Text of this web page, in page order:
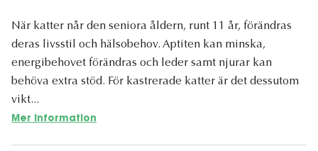
När katter når den seniora åldern, runt 11 år, förändras
deras livsstil och hälsobehov. Aptiten kan minska,
energibehovet förändras och leder samt njurar kan
behöva extra stöd. För kastrerade katter är det dessutom
vikt...
Mer information